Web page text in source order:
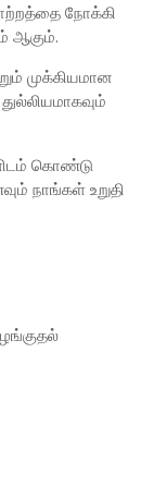
நோக்கி
ஆகும்.
முக்கியமான
கொண்டு
நாங்கள் உறுதி